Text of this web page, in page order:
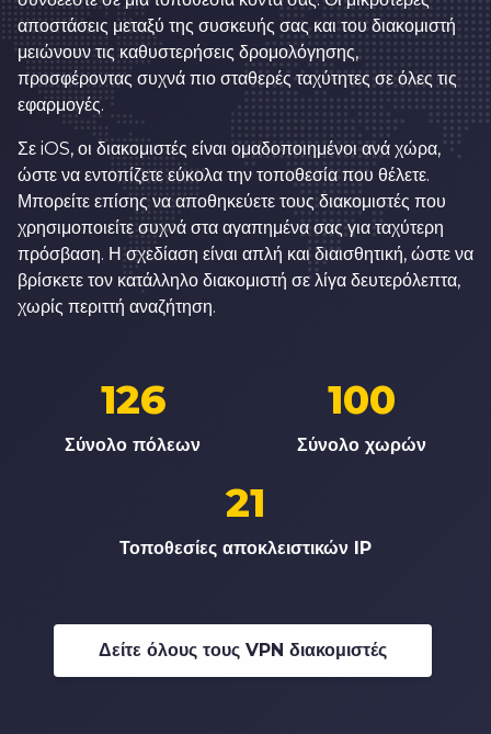
αποστάσεις μεταξύ της συσκευής σας και του διακομιστή
μειώνουν τις καθυστερήσεις δρομολόγησης,
προσφέροντας συχνά πιο σταθερές ταχύτητες σε όλες τις
εφαρμογές.
Σε iOS, οι διακομιστές είναι ομαδοποιημένοι ανά χώρα,
ώστε να εντοπίζετε εύκολα την τοποθεσία που θέλετε.
Μπορείτε επίσης να αποθηκεύετε τους διακομιστές που
χρησιμοποιείτε συχνά στα αγαπημένα σας για ταχύτερη
πρόσβαση. Η σχεδίαση είναι απλή και διαισθητική, ώστε να
βρίσκετε τον κατάλληλο διακομιστή σε λίγα δευτερόλεπτα,
χωρίς περιττή αναζήτηση.
Σύνολο πόλεων
126
Σύνολο χωρών
100
Τοποθεσίες αποκλειστικών IP
21
Δείτε όλους τους VPN διακομιστές